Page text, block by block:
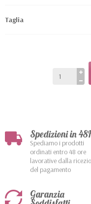
Taglia
Spedizioni in
Spediamo i prodotti
ordinati entro 48 ore
lavorative dalla
del pagamento
Garanzia